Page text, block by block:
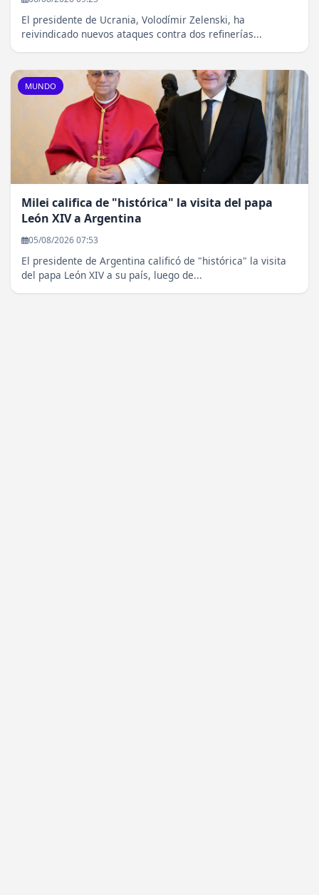
El presidente de Ucrania, Volodímir Zelenski, ha
reivindicado nuevos ataques contra dos refinerías...
MUNDO
Milei califica de "histórica" la visita del papa
León XIV a Argentina
05/08/2026 07:53
El presidente de Argentina calificó de "histórica" la visita
del papa León XIV a su país, luego de...